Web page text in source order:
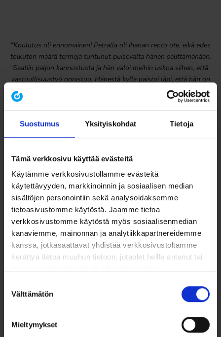
Suostumus Yksityiskohdat Tietoja
Tämä verkkosivu käyttää evästeitä
Käytämme verkkosivustollamme evästeitä
käytettävyyden, markkinoinnin ja sosiaalisen median
sisältöjen personointiin sekä analysoidaksemme
tietoasivustomme käytöstä. Jaamme tietoa
verkkosivustomme käytöstä myös sosiaalisenmedian
kanaviemme, mainonnan ja analytiikkapartnereidemme
kanssa, jotkasaattavat yhdistää verkkosivustoltamme
kerättyä tietoa muuhun tietoon, jotaolet heille antanut tai
Lue lisää
valinta
Välttämätön
Mieltymykset
“Koulutus oli erinomainen! Petralla oli ihanan rento ote, eikä edes
tolkuton määrä termejä tuntunut puisevalta hänen selittämänään.
Saatiin paljon kannustusta ja hän valoi meihin uskoa siihen, että
vastuullisuustyö onnistuu. Hänestä kyllä paistoi läpi, että hän on
opettamisen ammattilainen. Petra on myös selvästi perehtynyt
kestävään kehitykseen hyvin laajasti, sillä kaikkiin kysymyksiin
saatiin hyvät vastaukset. Sain mielestäni hyvät lähtötiedot ja
selkeämmän kokonaiskuvan isosta kokonaisuudesta.”
Toteutus
CSRD-koulutus järjestetään tilauksesta organisaatiollenne.
Kuulemme mielellämme yrityksenne koulutustarpeista ja
suunnittelemme juuri teille sopivan koulutuspaketin.
Toteutustapa sovitaan tarpeidenne mukaan (lähi-, verkko-,
hybridikoulutus)
Aikataulu ja kesto joustavasti sovittavissa
koulutuksesta täyttämällä lomake: